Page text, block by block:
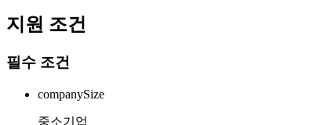
지원 조건
필수 조건
companySize
중소기업